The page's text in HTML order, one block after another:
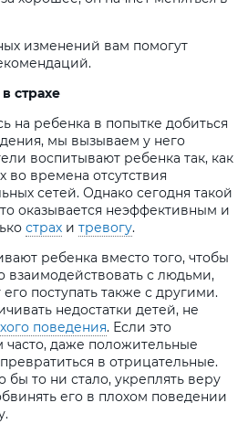
изменений вам помогут
страхе
на ребенка в попытке добиться
мы вызываем у него
воспитывают ребенка так, как
во времена отсутствия
сетей. Однако сегодня такой
оказывается неэффективным и
страх и тревогу.
ребенка вместо того, чтобы
взаимодействовать с людьми,
поступать также с другими.
недостатки детей, не
поведения. Если это
часто, даже положительные
в отрицательные.
бы то ни стало, укреплять веру
его в плохом поведении